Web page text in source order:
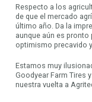
Respecto a los
de que el mercado
último año. Da la
aunque aún es pronto
optimismo precavido
Estamos muy
Goodyear Farm Tires
nuestra vuelta a